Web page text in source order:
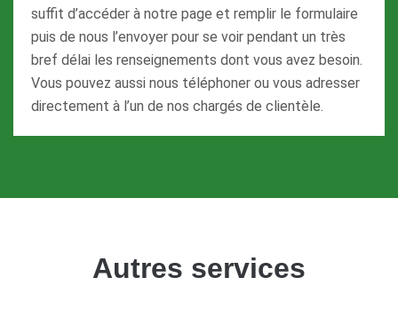
suffit d’accéder à notre page et remplir le formulaire
puis de nous l’envoyer pour se voir pendant un très
bref délai les renseignements dont vous avez besoin.
Vous pouvez aussi nous téléphoner ou vous adresser
directement à l’un de nos chargés de clientèle.
Autres services